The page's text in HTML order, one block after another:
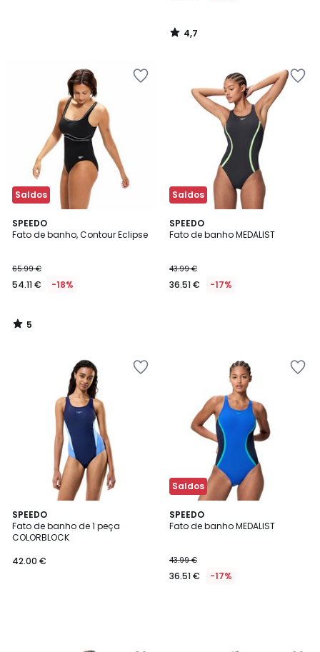
4,7
/
Saldos
SPEEDO
Fato de banho, Contour Eclipse
65.99 €
54.11 € -18%
5
/
5
/
Saldos
SPEEDO
Fato de banho MEDALIST
43.99 €
36.51 € -17%
SPEEDO
Fato de banho de 1 peça
COLORBLOCK
42.00 €
Saldos
SPEEDO
Fato de banho MEDALIST
43.99 €
36.51 € -17%